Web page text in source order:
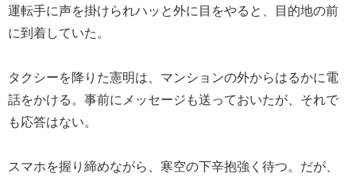
運転手に声を掛けられハッと外に目をやると、目的地の前
に到着していた。
タクシーを降りた憲明は、マンションの外からはるかに電
話をかける。事前にメッセージも送っておいたが、それで
も応答はない。
スマホを握り締めながら、寒空の下辛抱強く待つ。だが、